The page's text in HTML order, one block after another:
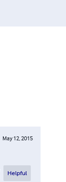
May 12, 2015
Helpful